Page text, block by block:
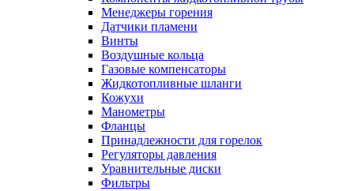
Менеджеры горения
Датчики пламени
Винты
Воздушные кольца
Газовые компенсаторы
Жидкотопливные шланги
Кожухи
Манометры
Фланцы
Принадлежности для горелок
Регуляторы давления
Уравнительные диски
Фильтры